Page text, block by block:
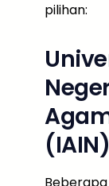
pilihan:
(IAIN)